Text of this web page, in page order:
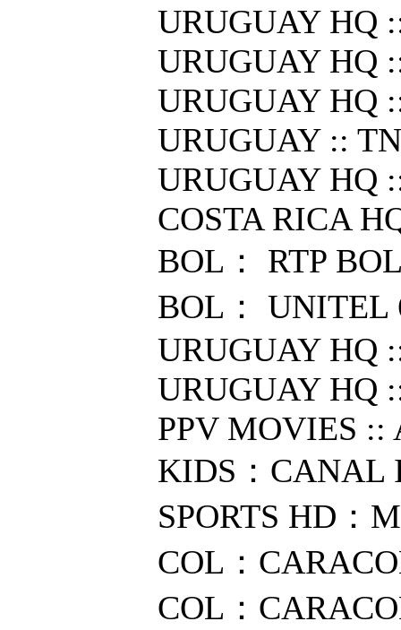
URUGUAY HQ
URUGUAY HQ
URUGUAY HQ
URUGUAY ::
URUGUAY HQ
COSTA RICA
BOL： RTP
BOL： UNITEL
URUGUAY HQ
URUGUAY HQ
PPV MOVIES ::
KIDS：CANAL
SPORTS HD：
COL：
COL：